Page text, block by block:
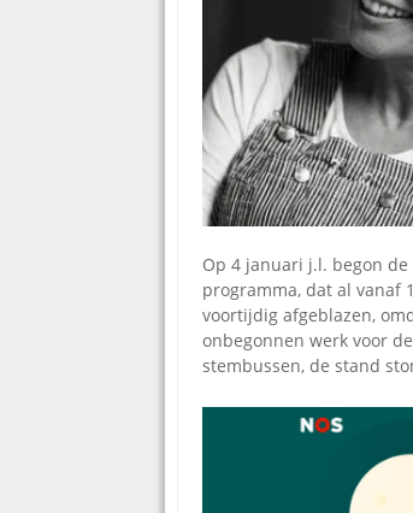
Op 4 januari j.l. begon
programma, dat al vanaf
voortijdig afgeblazen,
onbegonnen werk voor
stembussen, de stand